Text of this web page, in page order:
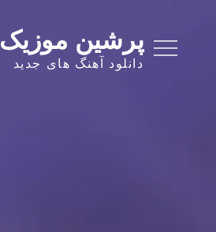
content
پرشین موزیک
دانلود آهنگ های جدید